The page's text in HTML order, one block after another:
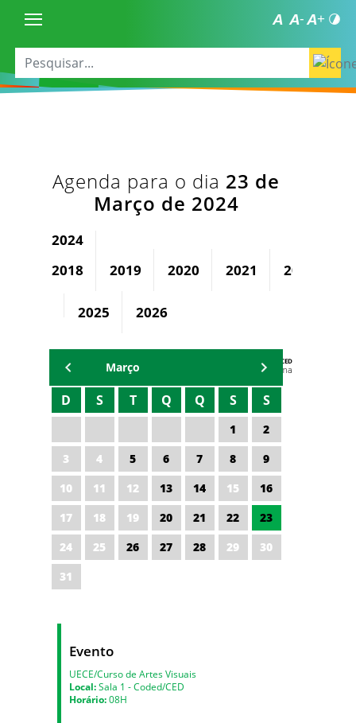
Agenda para o dia 23 de
Março de 2024
2024
2018
2019 2020 2021 2022
2025 2026
AGENDA DA CODED/CED
Vagna Lima
Março
D S T Q Q S S
1
2
3
4 5 6 7 8
9
10
11 12 13 14 15
16
17
18 19 20 21 22
23
24
25 26 27 28 29
30
31
Evento
UECE/Curso de Artes Visuais
Local:Sala 1 - Coded/CED
Horário:08H